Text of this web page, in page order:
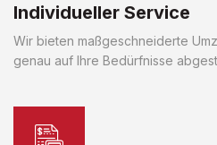
Individueller Service
Wir bieten maßgeschneiderte
genau auf Ihre Bedürfnisse